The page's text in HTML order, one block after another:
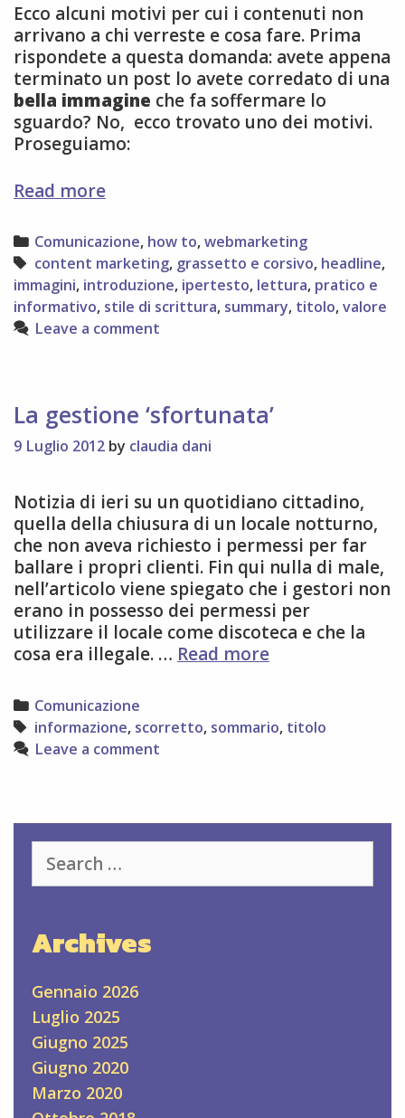
Ecco alcuni motivi per cui i contenuti non
arrivano a chi verreste e cosa fare. Prima
rispondete a questa domanda: avete appena
terminato un post lo avete corredato di una
bella immagine che fa soffermare lo
sguardo? No, ecco trovato uno dei motivi.
Proseguiamo:
Read more6
per
cui
nessuno
legge
i
tuoi
Categories
Comunicazione, how to,webmarketing
Tags
content marketing, grassetto e corsivo, headline,
immagini, introduzione, ipertesto, lettura, pratico e
informativo, stile di scrittura, summary, titolo,valore
Leave a comment
La gestione ‘sfortunata’
9 Luglio 2012 by claudia dani
Notizia di ieri su un quotidiano cittadino,
quella della chiusura di un locale notturno,
che non aveva richiesto i permessi per far
ballare i propri clienti. Fin qui nulla di male,
nell’articolo viene spiegato che i gestori non
erano in possesso dei permessi per
utilizzare il locale come discoteca e che la
cosa era illegale. … Read moreLa
Categories
Comunicazione
Tags
informazione, scorretto, sommario, titolo
Leave a comment
for:
Archives
Gennaio 2026
Luglio 2025
Giugno 2025
Giugno 2020
Marzo 2020